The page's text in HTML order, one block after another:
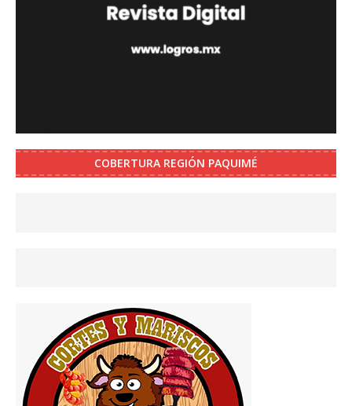
COBERTURA REGIÓN PAQUIMÉ